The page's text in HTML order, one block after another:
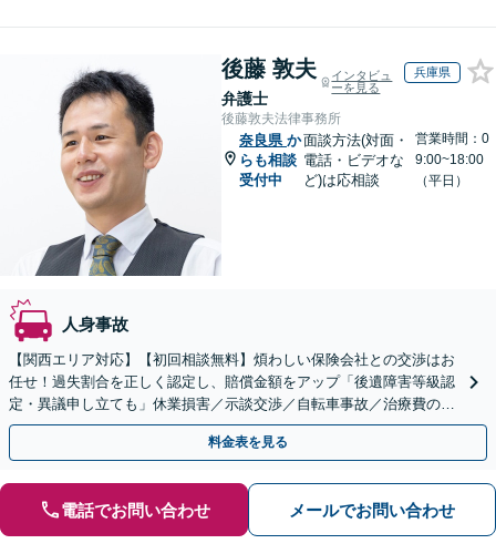
後藤 敦夫
弁護士
インタビュ
ーを見る
兵庫県
後藤敦夫法律事務所
奈良県 か
らも相談
受付中
面談方法(対面・
電話・ビデオな
ど)は応相談
営業時間：0
9:00~18:00
（平日）
人身事故
【関西エリア対応】【初回相談無料】煩わしい保険会社との交渉はお
任せ！過失割合を正しく認定し、賠償金額をアップ「後遺障害等級認
定・異議申し立ても」休業損害／示談交渉／自転車事故／治療費の打
ち切り／物損事故／死亡事故【休日・夜間相談可】
料金表を見る
電話でお問い合わせ メールでお問い合わせ